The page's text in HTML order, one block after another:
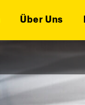
Über Uns